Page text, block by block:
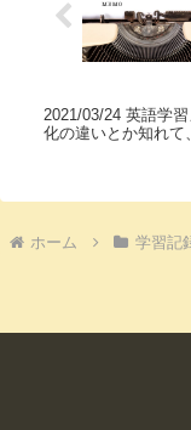
2021/03/24 英語学
化の違いとか知れて
ホーム 学習記